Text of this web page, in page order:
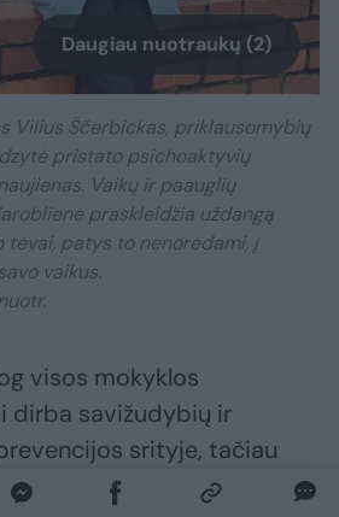
Daugiau nuotraukų (2)
Vilius Ščerbickas, priklausomybių
pristato psichoaktyvių
Vaikų ir paauglių
praskleidžia uždangą
tėvai, patys to nenorėdami, į
vaikus.
visos mokyklos
dirba savižudybių ir
srityje, tačiau
vaisių. Gaila tik, kad neretai